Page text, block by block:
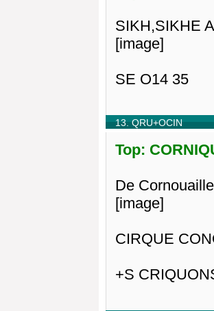
SIKH,SIKHE
[image]
SE O14 35
13. QRU+OCIN
Top:
De
[image]
CIRQUE
+S